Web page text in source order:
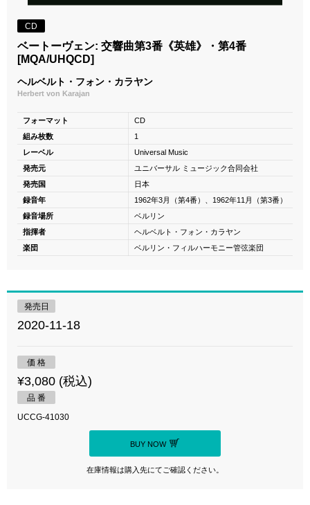
CD
ベートーヴェン: 交響曲第3番《英雄》・第4番
[MQA/UHQCD]
ヘルベルト・フォン・カラヤン
Herbert von Karajan
フォーマット
CD
組み枚数
1
レーベル
Universal Music
発売元
ユニバーサル ミュージック合同会社
発売国
日本
録音年
1962年3月（第4番）、1962年11月（第3番）
録音場所
ベルリン
指揮者
ヘルベルト・フォン・カラヤン
楽団
ベルリン・フィルハーモニー管弦楽団
発売日
2020-11-18
価 格
¥3,080 (税込)
品 番
UCCG-41030
BUY NOW
在庫情報は購入先にてご確認ください。